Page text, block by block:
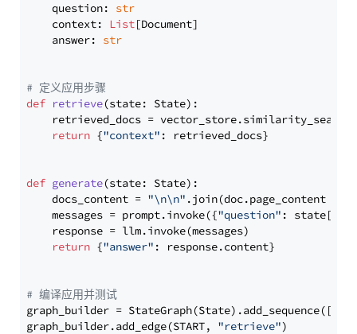
    question:
str
    context:
List[Document]
    answer:
str
# 定义应用步骤
def retrieve(state: State):
retrieved_docs =
return {"context" : retrieved_docs}
def generate(state: State):
    docs_content =
"\n\n" .join(doc.page_content
    messages = prompt.invoke({
"question" : state[
    response = llm.invoke(messages)
return {"answer" : response.content}
# 编译应用并测试
graph_builder =
graph_builder.add_edge(START, "retrieve")